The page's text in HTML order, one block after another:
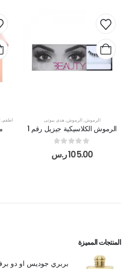
الرموش, الرموش, هدى بيوتى
الرموش الكلاسيكية جيزيل رقم 1
0
out of 5
105.00ر.س
اطقم,
المنتجات المميزة
بربري جوديس او دو